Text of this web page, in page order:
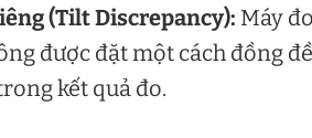
(Tilt Discrepancy): Máy
được đặt một cách đồng
kết quả đo.